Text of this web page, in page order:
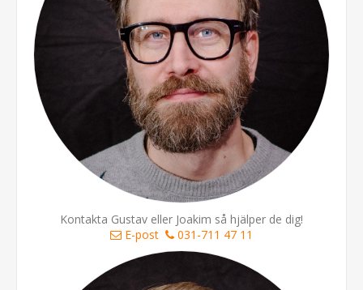
Kontakta Gustav eller Joakim så hjälper de dig!
E-post
031-711 47 11